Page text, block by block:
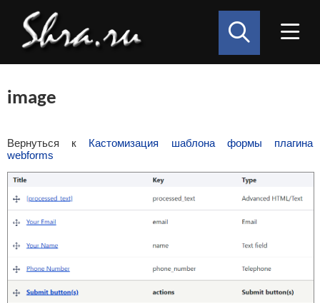
image
Вернуться к Кастомизация шаблона формы плагина
webforms